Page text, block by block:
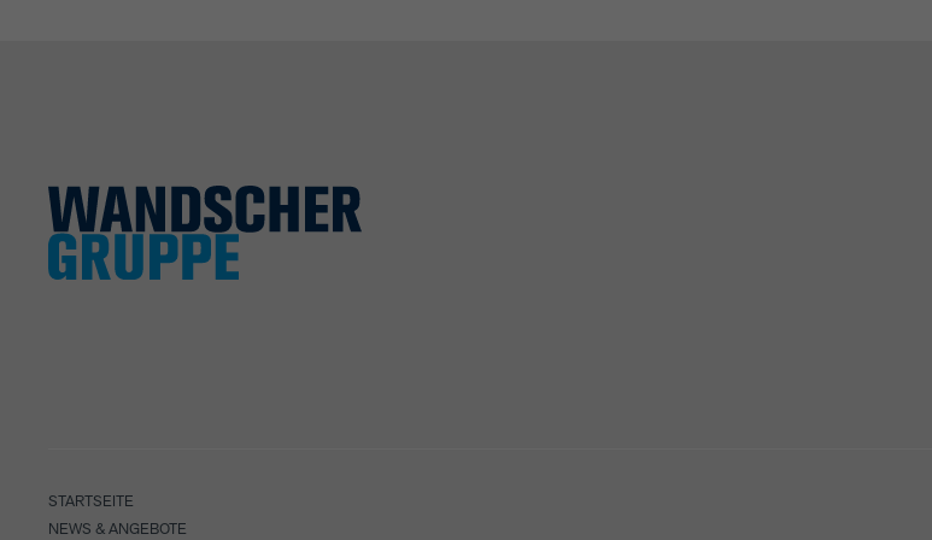
STARTSEITE
NEWS & ANGEBOTE